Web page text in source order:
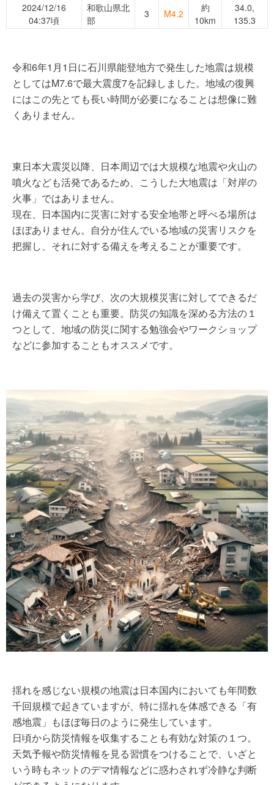
2024/12/16
04:37頃
和歌山県北
部
3 M4.2
約
10km
34.0,
135.3
令和6年1月1日に石川県能登地方で発生した地震は規模
としてはM7.6で最大震度7を記録しました。地域の復興
にはこの先とても長い時間が必要になることは想像に難
くありません。
東日本大震災以降、日本周辺では大規模な地震や火山の
噴火なども活発であるため、こうした大地震は「対岸の
火事」ではありません。
現在、日本国内に災害に対する安全地帯と呼べる場所は
ほぼありません。自分が住んでいる地域の災害リスクを
把握し、それに対する備えを考えることが重要です。
過去の災害から学び、次の大規模災害に対してできるだ
け備えて置くことも重要。防災の知識を深める方法の１
つとして、地域の防災に関する勉強会やワークショップ
などに参加することもオススメです。
揺れを感じない規模の地震は日本国内においても年間数
千回規模で起きていますが、特に揺れを体感できる「有
感地震」もほぼ毎日のように発生しています。
日頃から防災情報を収集することも有効な対策の１つ。
天気予報や防災情報を見る習慣をつけることで、いざと
いう時もネットのデマ情報などに惑わされず冷静な判断